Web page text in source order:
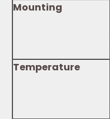
Mounting
Temperature